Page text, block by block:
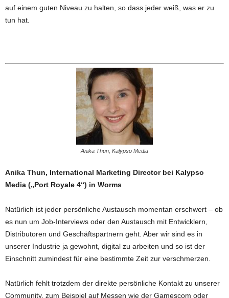
auf einem guten Niveau zu halten, so dass jeder weiß, was er zu
tun hat.
Anika Thun, Kalypso Media
Anika Thun, International Marketing Director bei Kalypso
Media („Port Royale 4“) in Worms
Natürlich ist jeder persönliche Austausch momentan erschwert – ob
es nun um Job-Interviews oder den Austausch mit Entwicklern,
Distributoren und Geschäftspartnern geht. Aber wir sind es in
unserer Industrie ja gewohnt, digital zu arbeiten und so ist der
Einschnitt zumindest für eine bestimmte Zeit zur verschmerzen.
Natürlich fehlt trotzdem der direkte persönliche Kontakt zu unserer
Community, zum Beispiel auf Messen wie der Gamescom oder